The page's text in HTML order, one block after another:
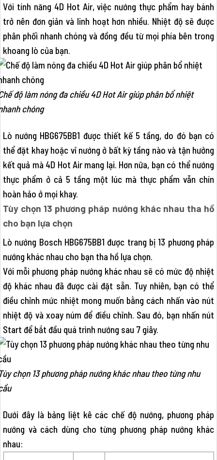
Với tính năng 4D Hot Air, việc nướng thực phẩm hay bánh
trở nên đơn giản và linh hoạt hơn nhiều. Nhiệt độ sẽ được
phân phối nhanh chóng và đồng đều từ mọi phía bên trong
khoang lò của bạn.
độ làm nóng đa chiều 4D Hot Air giúp phân bổ nhiệt
chóng
Lò nướng HBG675BB1 được thiết kế 5 tầng, do đó bạn có
thể đặt khay hoặc vỉ nướng ở bất kỳ tầng nào và tận hưởng
kết quả mà 4D Hot Air mang lại. Hơn nữa, bạn có thể nướng
thực phẩm ở cả 5 tầng một lúc mà thực phẩm vẫn chín
hoàn hảo ở mọi khay.
Tùy chọn 13 phương pháp nướng khác nhau tha hồ
cho bạn lựa chọn
Lò nướng Bosch HBG675BB1 được trang bị 13 phương pháp
nướng khác nhau cho bạn tha hồ lựa chọn.
Với mỗi phương pháp nướng khác nhau sẽ có mức độ nhiệt
độ khác nhau đã được cài đặt sẵn. Tuy nhiên, bạn có thể
điều chỉnh mức nhiệt mong muốn bằng cách nhấn vào nút
nhiệt độ và xoay núm để điều chỉnh. Sau đó, bạn nhấn nút
Start để bắt đầu quá trình nướng sau 7 giây.
chọn 13 phương pháp nướng khác nhau theo từng nhu
Dưới đây là bảng liệt kê các chế độ nướng, phương pháp
nướng và cách dùng cho từng phương pháp nướng khác
nhau: